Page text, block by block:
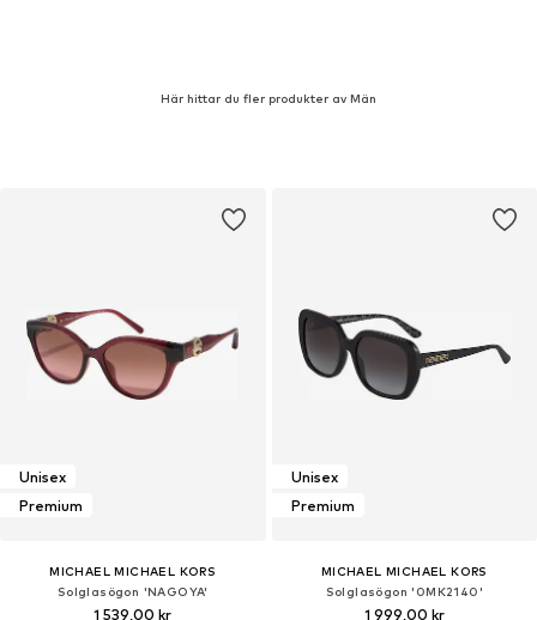
Här hittar du fler produkter av Män
Unisex
Premium
MICHAEL MICHAEL KORS
Solglasögon 'NAGOYA'
1 539,00 kr
Unisex
Premium
MICHAEL MICHAEL KORS
Solglasögon '0MK2140'
1 999,00 kr